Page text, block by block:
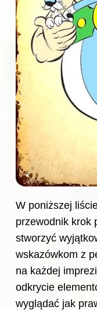
W poniższej
przewodnik krok
stworzyć
wskazówkom z
na każdej
odkrycie
wyglądać jak